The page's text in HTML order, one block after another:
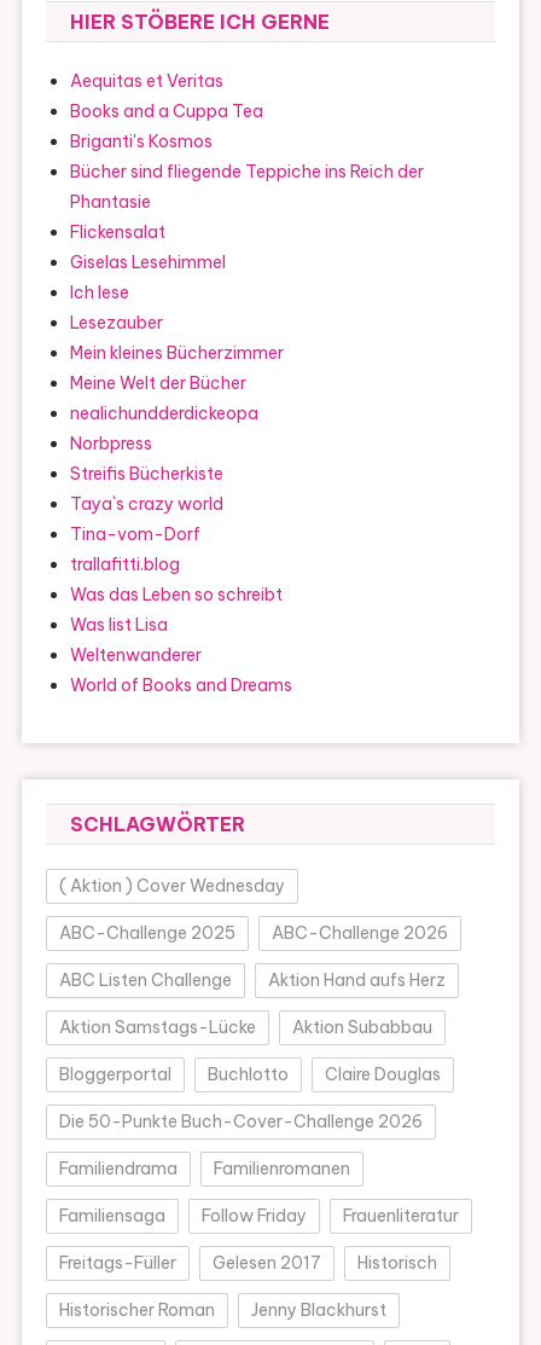
HIER STÖBERE ICH GERNE
Aequitas et Veritas
Books and a Cuppa Tea
Briganti's Kosmos
Bücher sind fliegende Teppiche ins Reich der
Phantasie
Flickensalat
Giselas Lesehimmel
Ich lese
Lesezauber
Mein kleines Bücherzimmer
Meine Welt der Bücher
nealichundderdickeopa
Norbpress
Streifis Bücherkiste
Taya`s crazy world
Tina-vom-Dorf
trallafitti.blog
Was das Leben so schreibt
Was list Lisa
Weltenwanderer
World of Books and Dreams
SCHLAGWÖRTER
( Aktion ) Cover Wednesday
ABC-Challenge 2025 ABC-Challenge 2026
ABC Listen Challenge Aktion Hand aufs Herz
Aktion Samstags-Lücke Aktion Subabbau
Bloggerportal Buchlotto Claire Douglas
Die 50-Punkte Buch-Cover-Challenge 2026
Familiendrama Familienromanen
Familiensaga Follow Friday Frauenliteratur
Freitags-Füller Gelesen 2017 Historisch
Historischer Roman Jenny Blackhurst